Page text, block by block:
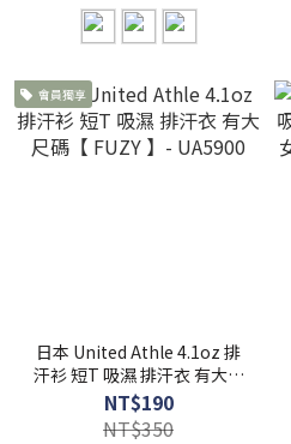
會員獨享
日本 United Athle 4.1oz 排
汗衫 短T 吸濕 排汗衣 有大尺
碼【 FUZY 】- UA5900
NT$190
NT$350